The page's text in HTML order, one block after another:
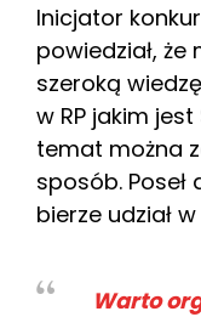
Inicjator
powiedział, że
szeroką
w RP jakim
temat można
sposób. Poseł
bierze udział
Warto